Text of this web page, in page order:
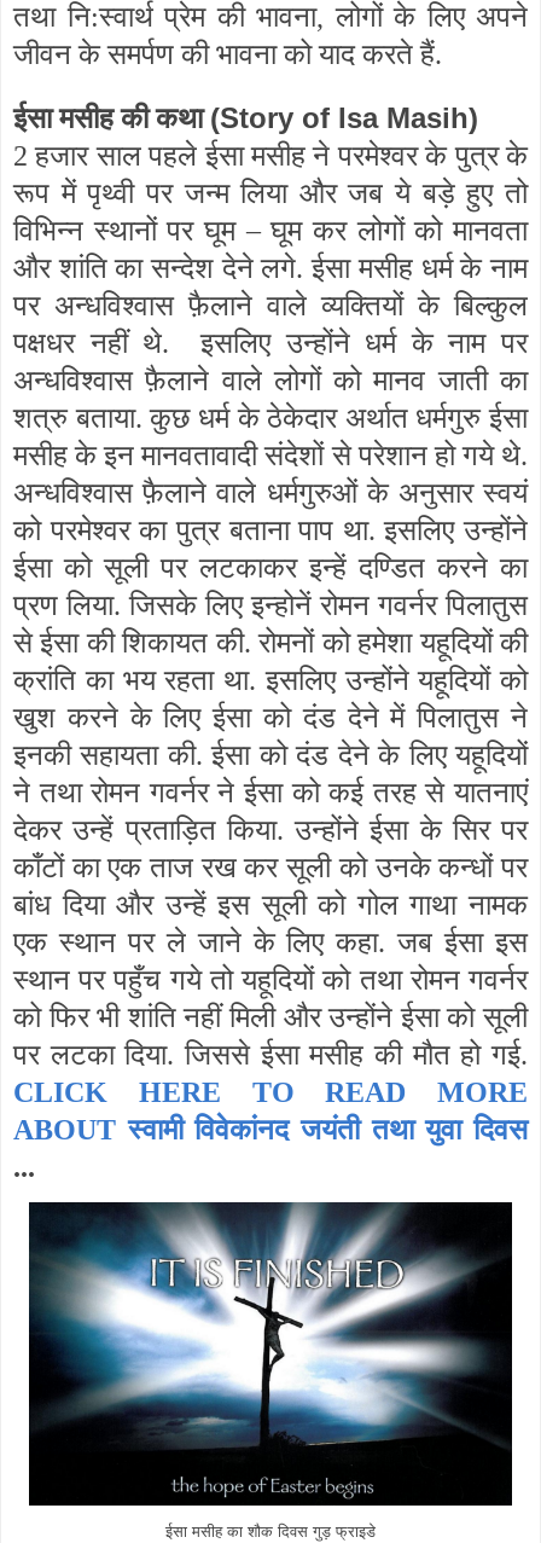
तथा नि:स्वार्थ प्रेम की भावना, लोगों के लिए अपने
जीवन के समर्पण की भावना को याद करते हैं.
ईसा मसीह की कथा(Story of Isa Masih)
2 हजार साल पहले ईसा मसीह ने परमेश्वर के पुत्र के
रूप में पृथ्वी पर जन्म लिया और जब ये बड़े हुए तो
विभिन्न स्थानों पर घूम – घूम कर लोगों को मानवता
और शांति का सन्देश देने लगे. ईसा मसीह धर्म के नाम
पर अन्धविश्वास फ़ैलाने वाले व्यक्तियों के बिल्कुल
पक्षधर नहीं थे.
इसलिए उन्होंने धर्म के नाम पर
अन्धविश्वास फ़ैलाने वाले लोगों को मानव जाती का
शत्रु बताया. कुछ धर्म के ठेकेदार अर्थात धर्मगुरु ईसा
मसीह के इन मानवतावादी संदेशों से परेशान हो गये थे.
अन्धविश्वास फ़ैलाने वाले धर्मगुरुओं के अनुसार स्वयं
को परमेश्वर का पुत्र बताना पाप था. इसलिए उन्होंने
ईसा को सूली पर लटकाकर इन्हें दण्डित करने का
प्रण लिया. जिसके लिए इन्होनें रोमन गवर्नर पिलातुस
से ईसा की शिकायत की. रोमनों को हमेशा यहूदियों की
क्रांति का भय रहता था. इसलिए उन्होंने यहूदियों को
खुश करने के लिए ईसा को दंड देने में पिलातुस ने
इनकी सहायता की. ईसा को दंड देने के लिए यहूदियों
ने तथा रोमन गवर्नर ने ईसा को कई तरह से यातनाएं
देकर उन्हें प्रताड़ित किया. उन्होंने ईसा के सिर पर
काँटों का एक ताज रख कर सूली को उनके कन्धों पर
बांध दिया और उन्हें इस सूली को गोल गाथा नामक
एक स्थान पर ले जाने के लिए कहा. जब ईसा इस
स्थान पर पहुँच गये तो यहूदियों को तथा रोमन गवर्नर
को फिर भी शांति नहीं मिली और उन्होंने ईसा को सूली
पर लटका दिया. जिससे ईसा मसीह की मौत हो गई.
CLICK HERE TO READ MORE
ABOUTस्वामी विवेकांनद जयंती तथा युवा दिवस
...
ईसा मसीह का शौक दिवस गुड़ फ्राइडे